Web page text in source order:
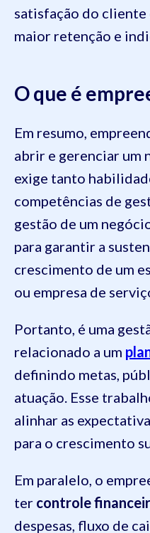
satisfação do cliente
maior retenção e
O que é
Em resumo,
abrir e gerenciar um
exige tanto
competências de
gestão de um
para garantir a
crescimento de um
ou empresa de
Portanto, é uma
relacionado a um
definindo metas,
atuação. Esse
alinhar as
para o crescimento
Em paralelo, o
ter controle
despesas, fluxo de